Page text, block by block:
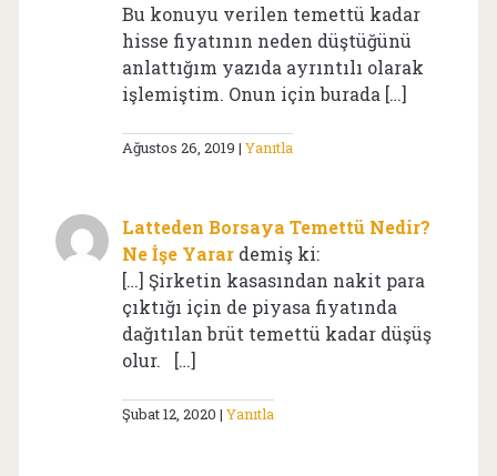
Bu konuyu verilen temettü kadar
hisse fiyatının neden düştüğünü
anlattığım yazıda ayrıntılı olarak
işlemiştim. Onun için burada […]
Ağustos 26, 2019 Yanıtla
Latteden Borsaya Temettü Nedir?
Ne İşe Yarar demiş ki:
[…] Şirketin kasasından nakit para
çıktığı için de piyasa fiyatında
dağıtılan brüt temettü kadar düşüş
olur. […]
Şubat 12, 2020 Yanıtla